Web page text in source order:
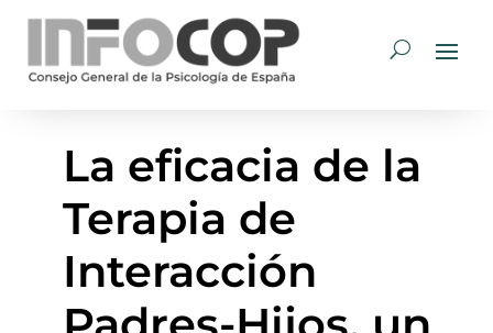
La eficacia de la
Terapia de
Interacción